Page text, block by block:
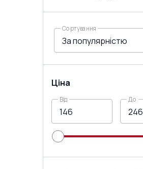
Сортування
Ціна
Від До